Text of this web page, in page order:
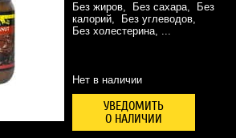
Без жиров, Без сахара, Без
калорий, Без углеводов,
Без холестерина, ...
Нет в наличии
УВЕДОМИТЬ
О НАЛИЧИИ